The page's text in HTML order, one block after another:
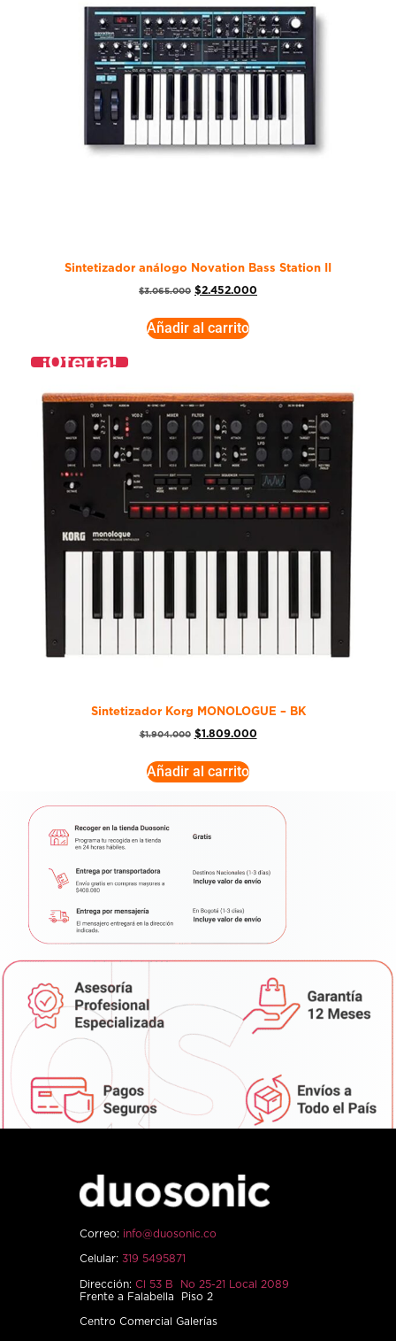
Sintetizador análogo Novation Bass Station II
$3.065.000 $2.452.000
Añadir al carrito
¡Oferta!
Sintetizador Korg MONOLOGUE – BK
$1.904.000 $1.809.000
Añadir al carrito
Correo: info@duosonic.co
Celular: 319 5495871
Dirección: Cl 53 B No 25-21 Local 2089
Frente a Falabella Piso 2
Centro Comercial Galerías